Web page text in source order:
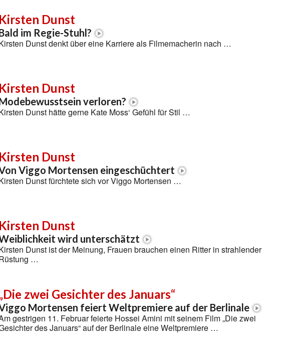
Kirsten Dunst
im Regie-Stuhl?
Dunst denkt über eine Karriere als Filmemacherin nach …
Kirsten Dunst
verloren?
Dunst hätte gerne Kate Moss‘ Gefühl für Stil …
Kirsten Dunst
Viggo Mortensen eingeschüchtert
Dunst fürchtete sich vor Viggo Mortensen …
Kirsten Dunst
wird unterschätzt
Dunst ist der Meinung, Frauen brauchen einen Ritter in strahlender
…
zwei Gesichter des Januars“
Mortensen feiert Weltpremiere auf der Berlinale
gestrigen 11. Februar feierte Hossei Amini mit seinem Film „Die zwei
des Januars“ auf der Berlinale eine Weltpremiere …